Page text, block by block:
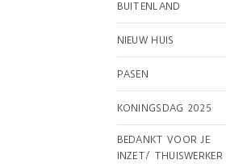
BUITENLAND
NIEUW HUIS
PASEN
KONINGSDAG 2025
BEDANKT VOOR JE
INZET/ THUISWERKER